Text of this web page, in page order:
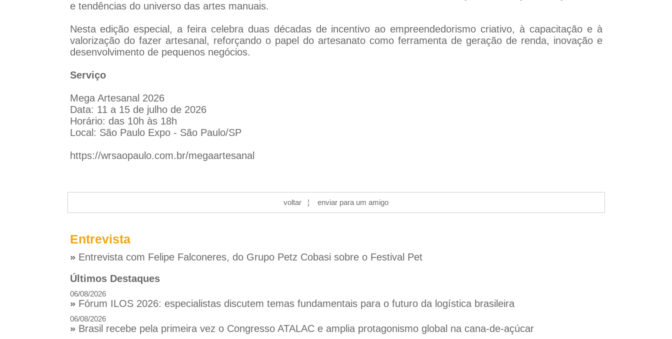
e tendências do universo das artes manuais.
Nesta edição especial, a feira celebra duas décadas de incentivo ao empreendedorismo criativo, à capacitação e à
valorização do fazer artesanal, reforçando o papel do artesanato como ferramenta de geração de renda, inovação e
desenvolvimento de pequenos negócios.
Serviço
Mega Artesanal 2026
Data: 11 a 15 de julho de 2026
Horário: das 10h às 18h
Local: São Paulo Expo - São Paulo/SP
https://wrsaopaulo.com.br/megaartesanal
voltar ¦ enviar para um amigo
Entrevista
» Entrevista com Felipe Falconeres, do Grupo Petz Cobasi sobre o Festival Pet
Últimos Destaques
06/08/2026
» Fórum ILOS 2026: especialistas discutem temas fundamentais para o futuro da logística brasileira
06/08/2026
» Brasil recebe pela primeira vez o Congresso ATALAC e amplia protagonismo global na cana-de-açúcar